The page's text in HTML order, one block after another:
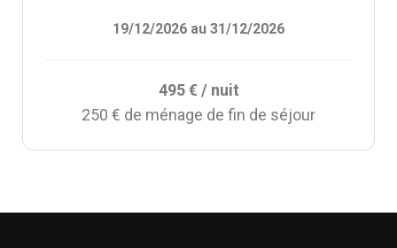
19/12/2026 au 31/12/2026
495 € / nuit
250 € de ménage de fin de séjour